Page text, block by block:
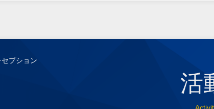
セプション
活